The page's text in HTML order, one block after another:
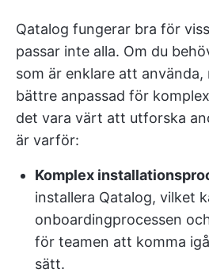
Qatalog fungerar bra för
passar inte alla. Om du
som är enklare att använda,
bättre anpassad för
det vara värt att utforska
är varför:
Komplex
installera Qatalog, vilket
onboardingprocessen
för teamen att komma
sätt.